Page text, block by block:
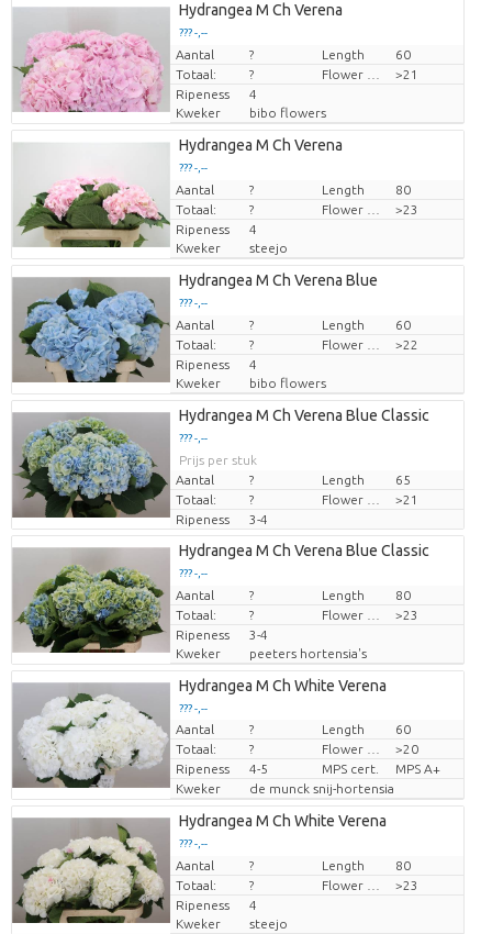
Hydrangea M Ch Verena
??? -,--
Prijs per stuk
Aantal ? Length
60
Totaal:
?
>21
Ripeness
4
Kweker
bibo flowers
Hydrangea M Ch Verena
??? -,--
Prijs per stuk
Aantal ? Length
80
Totaal:
?
>23
Ripeness
4
Kweker
steejo
Hydrangea M Ch Verena Blue
??? -,--
Prijs per stuk
Aantal ? Length
60
Totaal:
?
>22
Ripeness
4
Kweker
bibo flowers
Hydrangea M Ch Verena Blue Classic
??? -,--
Prijs per stuk
Aantal
? Length
65
Totaal:
?
>21
Ripeness
3-4
Hydrangea M Ch Verena Blue Classic
??? -,--
Prijs per stuk
Aantal ? Length
80
Totaal:
?
>23
Ripeness
3-4
Kweker
peeters hortensia's
Hydrangea M Ch White Verena
??? -,--
Prijs per stuk
Aantal ? Length
60
Totaal:
?
>20
Ripeness
4-5 MPS cert.
MPS A+
Kweker
de munck snij-hortensia
Hydrangea M Ch White Verena
??? -,--
Prijs per stuk
Aantal ? Length
80
Totaal:
?
>23
Ripeness
4
Kweker
steejo